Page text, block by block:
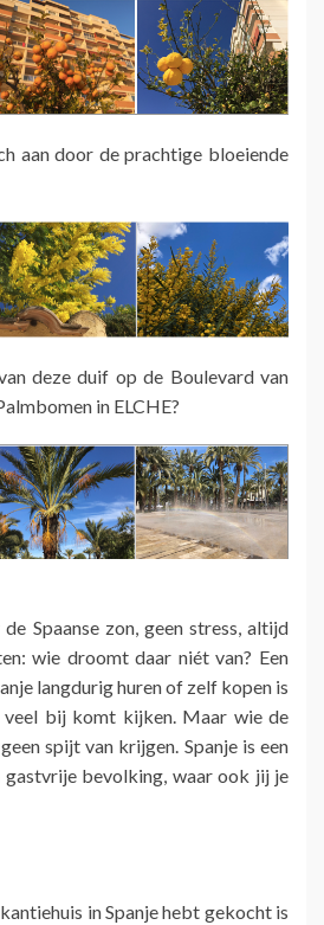
aan door de prachtige bloeiende
deze duif op de Boulevard van
in ELCHE?
Spaanse zon, geen stress, altijd
wie droomt daar niét van? Een
langdurig huren of zelf kopen is
bij komt kijken. Maar wie de
spijt van krijgen. Spanje is een
gastvrije bevolking, waar ook jij je
in Spanje hebt gekocht is